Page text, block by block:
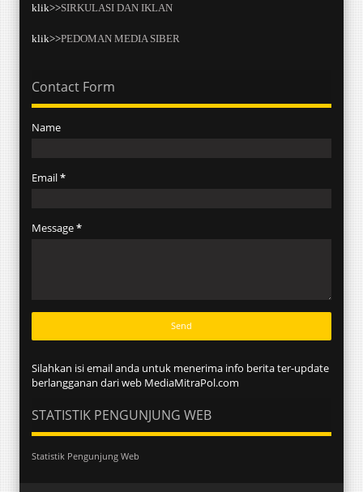
klik>>SIRKULASI DAN IKLAN
klik>>PEDOMAN MEDIA SIBER
Contact Form
Name
Email*
Message*
Silahkan isi email anda untuk menerima info berita ter-update
berlangganan dari web MediaMitraPol.com
STATISTIK PENGUNJUNG WEB
Statistik Pengunjung Web